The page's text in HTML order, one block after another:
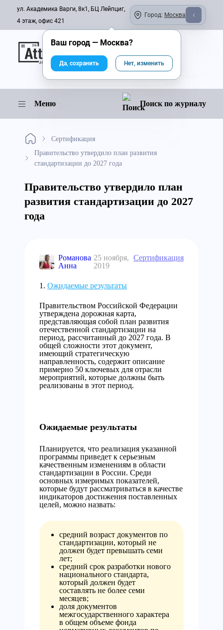
ул. Академика Варги, 8к1, БЦ Лейпциг,
4 этаж, офис 421
Город: Москва
Онлайн-журнал
Меню Поиск по журналу
Сертификация
Правительство утвердило план развития
стандартизации до 2027 года
Правительство утвердило план
развития стандартизации до 2027
года
Романова
Анна
25 ноября,
2019
Сертификация
Ожидаемые результаты
Правительством Российской Федерации
утверждена дорожная карта,
представляющая собой план развития
отечественной стандартизации на
период, рассчитанный до 2027 года. В
общей сложности этот документ,
имеющий стратегическую
направленность, содержит описание
примерно 50 ключевых для отрасли
мероприятий, которые должны быть
реализованы в этот период.
Ожидаемые результаты
Планируется, что реализация указанной
программы приведет к серьезным
качественным изменениям в области
стандартизации в России. Среди
основных измеримых показателей,
которые будут рассматриваться в качестве
индикаторов достижения поставленных
целей, можно назвать:
средний возраст документов по
стандартизации, который не
должен будет превышать семи
лет;
средний срок разработки нового
национального стандарта,
который должен будет
составлять не более семи
месяцев;
доля документов
межгосударственного характера
в общем объеме фонда
Ваш город — Москва?
Да, сохранить Нет, изменить